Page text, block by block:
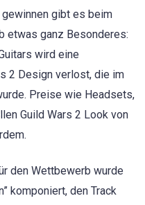
gibt es beim
etwas ganz Besonderes:
wird eine
2 Design verlost, die im
Preise wie Headsets,
Guild Wars 2 Look von
den Wettbewerb wurde
komponiert, den Track